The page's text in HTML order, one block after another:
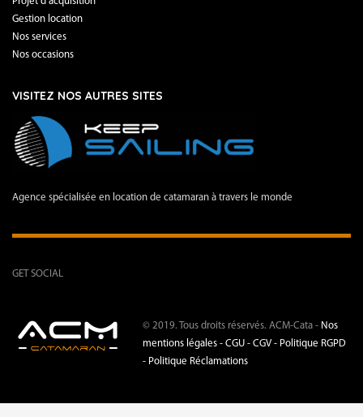
Gestion location
Nos services
Nos occasions
VISITEZ NOS AUTRES SITES
Agence spécialisée en location de catamaran à travers le monde
GET SOCIAL
© 2019. Tous droits réservés. ACM-Cata - Nos
mentions légales - CGU - CGV - Politique RGPD
- Politique Réclamations